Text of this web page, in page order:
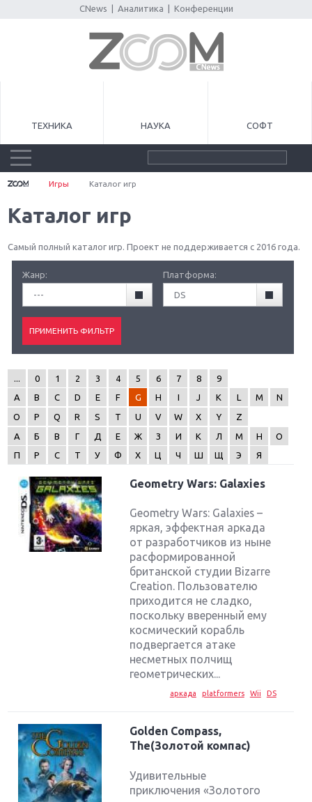
CNews Аналитика Конференции
ТЕХНИКА НАУКА СОФТ
Игры Каталог игр
Каталог игр
Самый полный каталог игр. Проект не поддерживается с 2016 года.
Жанр:
---
Платформа:
DS
0 1 2 3 4 5 6 7 8
9
A
B C D E F G H I J K L M
N
O
P Q R S T U V W X Y
Z
А
Б В Г Д Е Ж З И К Л М Н
О
П
Р С Т У Ф Х Ц Ч Ш Щ Э Я
Geometry Wars: Galaxies
Geometry Wars: Galaxies –
яркая, эффектная аркада
от разработчиков из ныне
расформированной
британской студии Bizarre
Creation. Пользователю
приходится не сладко,
поскольку вверенный ему
космический корабль
подвергается атаке
несметных полчищ
геометрических...
аркада platformers Wii DS
Golden Compass,
The(Золотой компас)
Удивительные
приключения «Золотого